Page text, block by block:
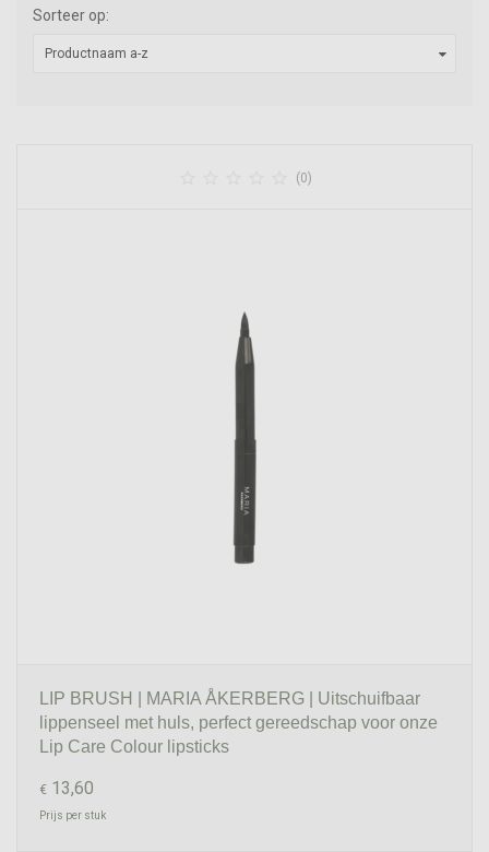
Sorteer op:
Productnaam a-z
(0)
LIP BRUSH | MARIA ÅKERBERG | Uitschuifbaar
lippenseel met huls, perfect gereedschap voor onze
Lip Care Colour lipsticks
€ 13,60
Prijs per stuk